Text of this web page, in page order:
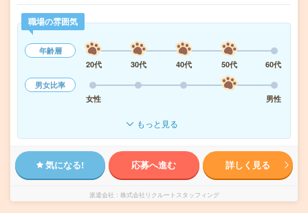
職場の雰囲気
年齢層
20代
30代 40代 50代
60代
男女比率
女性
男性
もっと見る
気になる! 応募へ進む 詳しく見る
派遣会社 株式会社リクルートスタッフィング